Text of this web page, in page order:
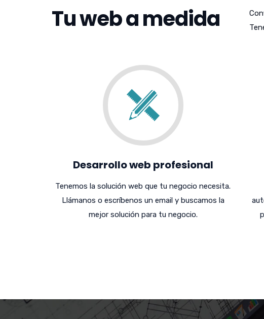
Tu web a medida
Desarrollo web profesional
Tenemos la solución web que tu negocio necesita.
Llámanos o escríbenos un email y buscamos la
mejor solución para tu negocio.